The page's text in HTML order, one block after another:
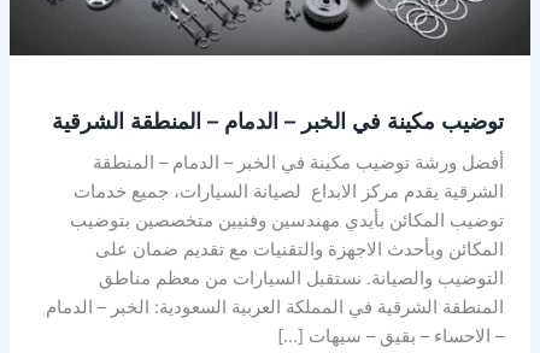
توضيب مكينة في الخبر – الدمام – المنطقة الشرقية
أفضل ورشة توضيب مكينة في الخبر – الدمام – المنطقة
الشرقية يقدم مركز الابداع لصيانة السيارات، جميع خدمات
توضيب المكائن بأيدي مهندسين وفنيين متخصصين بتوضيب
المكائن وبأحدث الاجهزة والتقنيات مع تقديم ضمان على
التوضيب والصيانة. نستقبل السيارات من معظم مناطق
المنطقة الشرقية في المملكة العربية السعودية: الخبر – الدمام
– الاحساء – بقيق – سيهات […]